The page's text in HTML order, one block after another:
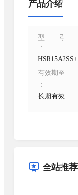
产品介绍
型号
：
HSR15A2SS+
有效期至
：
长期有效
全站推荐